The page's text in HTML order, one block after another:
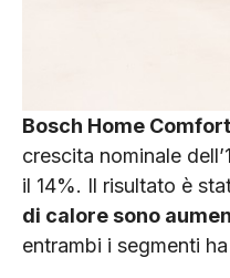
Bosch Home
crescita nominale
il 14%. Il risultato è
di calore sono
entrambi i segmenti